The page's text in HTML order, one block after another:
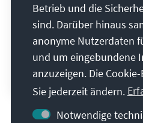
„Die Geschichte der
Geschichte der
Jan-Hendrik Bremer
Betrieb und die
sind. Darüber hinaus
anonyme Nutzerdaten
und um eingebundene
anzuzeigen. Die
Sie jederzeit ändern.
Notwendige